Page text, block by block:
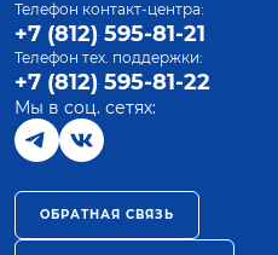
Телефон контакт-центра:
+7 (812) 595-81-21
Телефон тех. поддержки:
+7 (812) 595-81-22
Мы в соц. сетях:
ОБРАТНАЯ СВЯЗЬ